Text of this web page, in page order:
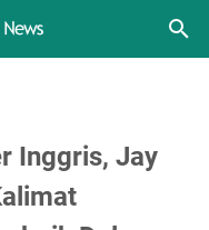
Inggris, Jay